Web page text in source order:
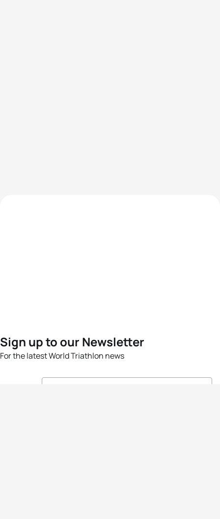
Sign up to our Newsletter
For the latest World Triathlon news